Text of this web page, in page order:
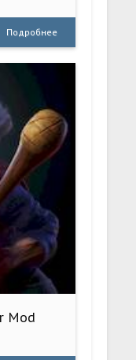
Подробнее
Mod